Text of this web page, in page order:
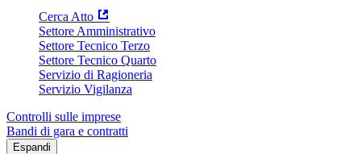
Cerca Atto
Settore Amministrativo
Settore Tecnico Terzo
Settore Tecnico Quarto
Servizio di Ragioneria
Servizio Vigilanza
Controlli sulle imprese
Bandi di gara e contratti
Espandi